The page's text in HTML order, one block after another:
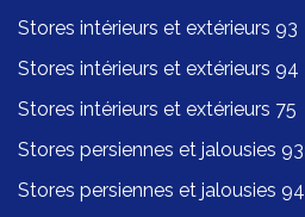
Stores intérieurs et extérieurs 93
Stores intérieurs et extérieurs 94
Stores intérieurs et extérieurs 75
Stores persiennes et jalousies 93
Stores persiennes et jalousies 94